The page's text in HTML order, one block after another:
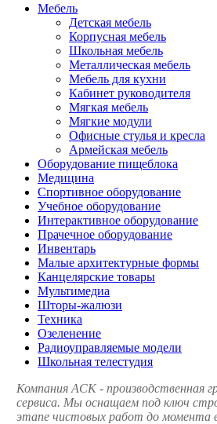
Мебель
Детская мебель
Корпусная мебель
Школьная мебель
Металлическая мебель
Мебель для кухни
Кабинет руководителя
Мягкая мебель
Мягкие модули
Офисные стулья и кресла
Армейская мебель
Оборудование пищеблока
Медицина
Спортивное оборудование
Учебное оборудование
Интерактивное оборудование
Прачечное оборудование
Инвентарь
Малые архитектурные формы
Канцелярские товары
Мультимедиа
Шторы-жалюзи
Техника
Озеленение
Радиоуправляемые модели
Школьная телестудия
Компания АСК - производственная
сервиса. Мы оснащаем под ключ
этапе чистовых работ до момента